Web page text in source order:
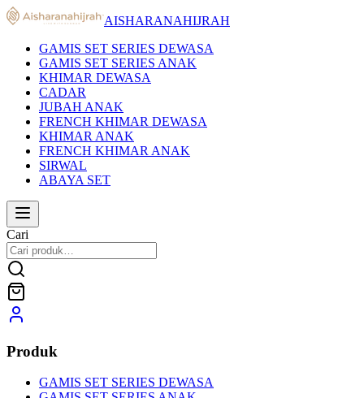
AISHARANAHIJRAH
GAMIS SET SERIES DEWASA
GAMIS SET SERIES ANAK
KHIMAR DEWASA
CADAR
JUBAH ANAK
FRENCH KHIMAR DEWASA
KHIMAR ANAK
FRENCH KHIMAR ANAK
SIRWAL
ABAYA SET
Cari
Produk
GAMIS SET SERIES DEWASA